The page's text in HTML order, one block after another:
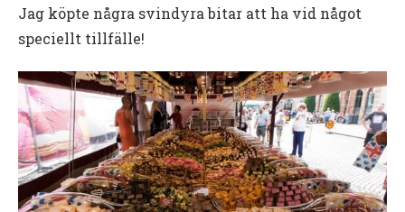
Jag köpte några svindyra bitar att ha vid något
speciellt tillfälle!